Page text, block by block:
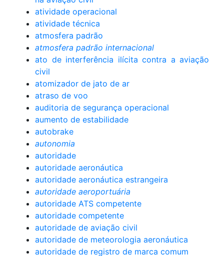
atividade operacional
atividade técnica
atmosfera padrão
atmosfera padrão internacional
ato de interferência ilícita contra a aviação
civil
atomizador de jato de ar
atraso de voo
auditoria de segurança operacional
aumento de estabilidade
autobrake
autonomia
autoridade
autoridade aeronáutica
autoridade aeronáutica estrangeira
autoridade aeroportuária
autoridade ATS competente
autoridade competente
autoridade de aviação civil
autoridade de meteorologia aeronáutica
autoridade de registro de marca comum